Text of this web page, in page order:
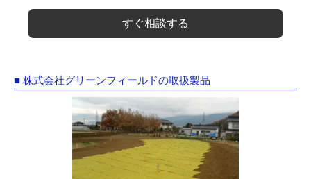
すぐ相談する
■ 株式会社グリーンフィールドの取扱製品